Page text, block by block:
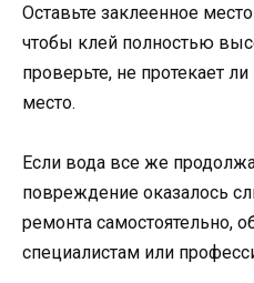
Оставьте заклеенное
чтобы клей полностью
проверьте, не протекает
место.
Если вода все же
повреждение оказалось
ремонта самостоятельно,
специалистам или